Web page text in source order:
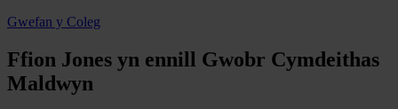
Gwefan y Coleg
Ffion Jones yn ennill Gwobr Cymdeithas
Maldwyn